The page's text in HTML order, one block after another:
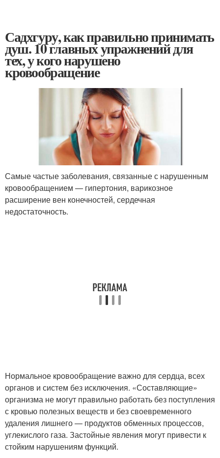
Садхгуру, как правильно принимать
душ. 10 главных упражнений для
тех, у кого нарушено
кровообращение
Самые частые заболевания, связанные с нарушенным
кровообращением — гипертония, варикозное
расширение вен конечностей, сердечная
недостаточность.
Нормальное кровообращение важно для сердца, всех
органов и систем без исключения. «Составляющие»
организма не могут правильно работать без поступления
с кровью полезных веществ и без своевременного
удаления лишнего — продуктов обменных процессов,
углекислого газа. Застойные явления могут привести к
стойким нарушениям функций.